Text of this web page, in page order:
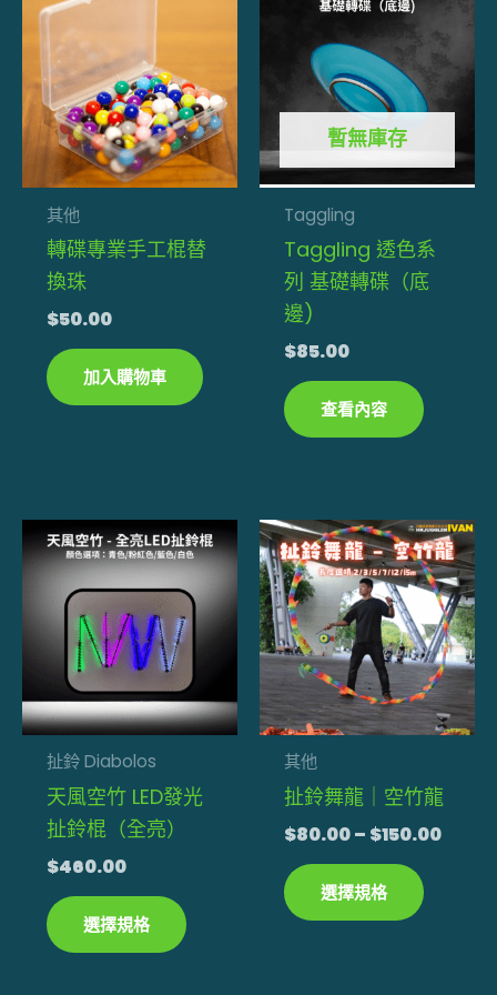
其他
轉碟專業手工棍替
換珠
$50.00
加入購物車
暫無庫存
Taggling
Taggling 透色系
列 基礎轉碟（底
邊)
$85.00
查看內容
扯鈴 Diabolos
天風空竹 LED發光
扯鈴棍（全亮）
$460.00
選擇規格
此
產
品
有
種
款
可
頁
其他
扯鈴舞龍｜空竹龍
$80.00– $150.00
價
格
範
圍：
到
選擇規格
此
產
品
有
多
種
款
可
在
品